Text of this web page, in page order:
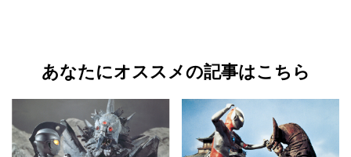
あなたにオススメの記事はこちら